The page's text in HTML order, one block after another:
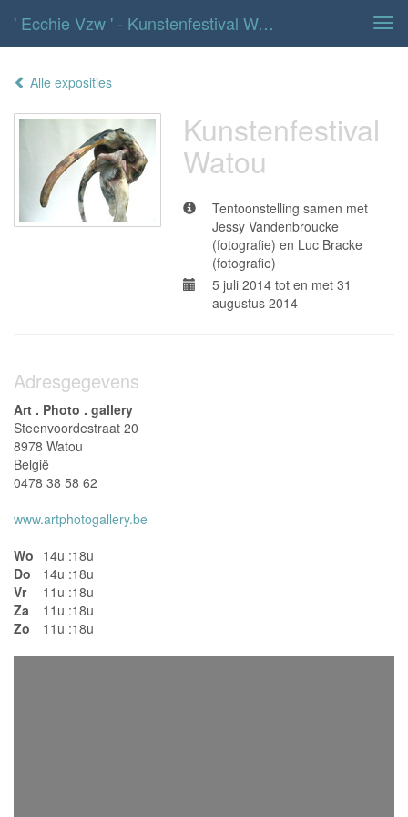
' Ecchie Vzw ' - Kunstenfestival Watou
Alle exposities
Kunstenfestival
Watou
Tentoonstelling samen met
Jessy Vandenbroucke
(fotografie) en Luc Bracke
(fotografie)
5 juli 2014 tot en met 31
augustus 2014
Adresgegevens
Art . Photo . gallery
Steenvoordestraat 20
8978 Watou
België
0478 38 58 62
www.artphotogallery.be
Wo 14u :18u
Do
14u :18u
Vr
11u :18u
Za
11u :18u
Zo
11u :18u